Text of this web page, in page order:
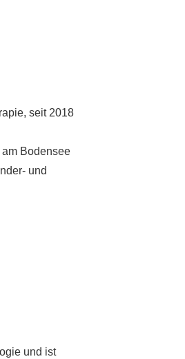
seit 2018
Bodensee
und
und ist